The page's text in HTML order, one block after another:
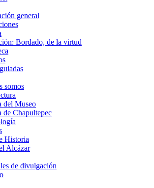
general
Bordado, de la virtud
somos
del Museo
de Chapultepec
Historia
Alcázar
de divulgación